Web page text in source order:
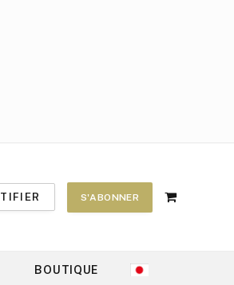
S'ABONNER
Shopping
BOUTIQUE